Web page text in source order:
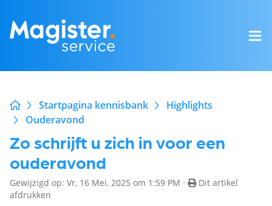
Startpagina kennisbank
Highlights
Ouderavond
Zo schrijft u zich in voor een
ouderavond
Gewijzigd op: Vr, 16 Mei, 2025 om 1:59 PM ·
Dit artikel
afdrukken